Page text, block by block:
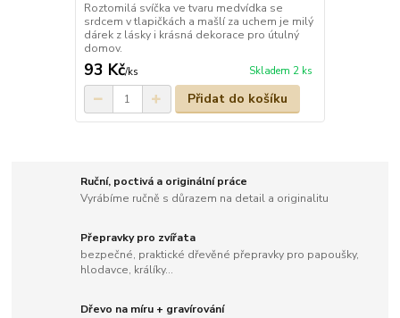
Roztomilá svíčka ve tvaru medvídka se
srdcem v tlapičkách a mašlí za uchem je milý
dárek z lásky i krásná dekorace pro útulný
domov.
93 Kč/ks Skladem 2 ks
Přidat do košíku
Ruční, poctivá a originální práce
Vyrábíme ručně s důrazem na detail a originalitu
Přepravky pro zvířata
bezpečné, praktické dřevěné přepravky pro papoušky,
hlodavce, králíky...
Dřevo na míru + gravírování